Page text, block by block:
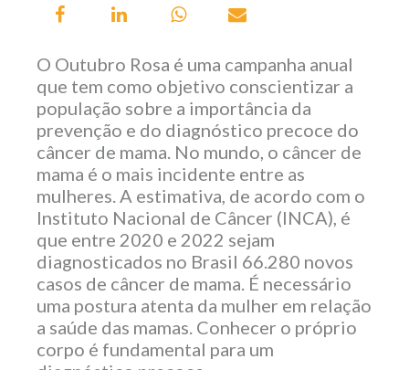
LICENCIADO
SEÇÕESDO SITE
O Outubro Rosa é uma campanha anual
que tem como objetivo conscientizar a
população sobre a importância da
prevenção e do diagnóstico precoce do
câncer de mama. No mundo, o câncer de
mama é o mais incidente entre as
mulheres. A estimativa, de acordo com o
Instituto Nacional de Câncer (INCA), é
que entre 2020 e 2022 sejam
diagnosticados no Brasil 66.280 novos
casos de câncer de mama. É necessário
uma postura atenta da mulher em relação
a saúde das mamas. Conhecer o próprio
corpo é fundamental para um